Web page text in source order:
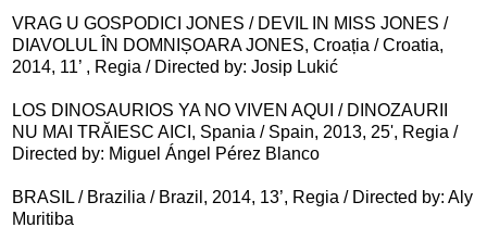
VRAG U GOSPODICI JONES / DEVIL IN MISS JONES /
DIAVOLUL ÎN DOMNIȘOARA JONES, Croația / Croatia,
2014, 11’ , Regia / Directed by: Josip Lukić
LOS DINOSAURIOS YA NO VIVEN AQUI / DINOZAURII
NU MAI TRĂIESC AICI, Spania / Spain, 2013, 25', Regia /
Directed by: Miguel Ángel Pérez Blanco
BRASIL / Brazilia / Brazil, 2014, 13’, Regia / Directed by: Aly
Muritiba